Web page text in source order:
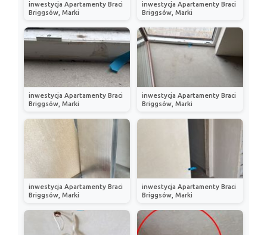
inwestycja Apartamenty Braci
Briggsów, Marki
inwestycja Apartamenty Braci
Briggsów, Marki
inwestycja Apartamenty Braci
Briggsów, Marki
inwestycja Apartamenty Braci
Briggsów, Marki
inwestycja Apartamenty Braci
Briggsów, Marki
inwestycja Apartamenty Braci
Briggsów, Marki